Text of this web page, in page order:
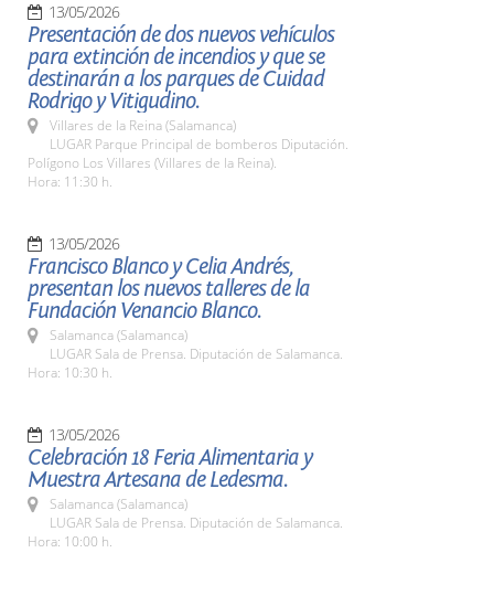
13/05/2026
Presentación de dos nuevos vehículos
para extinción de incendios y que se
destinarán a los parques de Cuidad
Rodrigo y Vitigudino.
Villares de la Reina (Salamanca)
LUGAR Parque Principal de bomberos Diputación.
Polígono Los Villares (Villares de la Reina).
Hora: 11:30 h.
13/05/2026
Francisco Blanco y Celia Andrés,
presentan los nuevos talleres de la
Fundación Venancio Blanco.
Salamanca (Salamanca)
LUGAR Sala de Prensa. Diputación de Salamanca.
Hora: 10:30 h.
13/05/2026
Celebración 18 Feria Alimentaria y
Muestra Artesana de Ledesma.
Salamanca (Salamanca)
LUGAR Sala de Prensa. Diputación de Salamanca.
Hora: 10:00 h.